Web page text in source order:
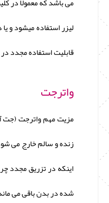
لیزر استفاده میشود و
قابلیت استفاده مجدد
واترجت
مزیت مهم واترجت (جت
زنده و سالم خارج می
اینکه در تزریق مجدد
شده در بدن باقی می